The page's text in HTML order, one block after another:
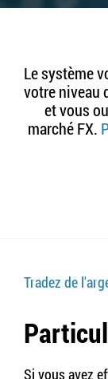
Le système
votre niveau
et vous
marché FX.
Tradez de
Si vous avez